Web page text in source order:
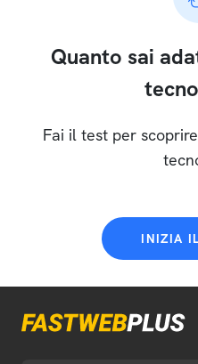
Quanto sai
Fai il test per
INIZIA